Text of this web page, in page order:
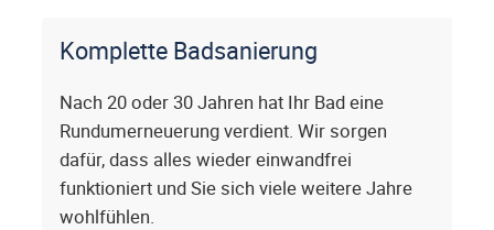
Komplette Badsanierung
Nach 20 oder 30 Jahren hat Ihr Bad eine
Rundumerneuerung verdient. Wir sorgen
dafür, dass alles wieder einwandfrei
funktioniert und Sie sich viele weitere Jahre
wohlfühlen.